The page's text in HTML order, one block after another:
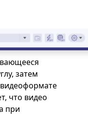
затем
что видео
при